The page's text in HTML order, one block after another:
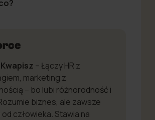
– Łączy HR z
marketing z
– bo lubi różnorodność i
biznes, ale zawsze
człowieka. Stawia na